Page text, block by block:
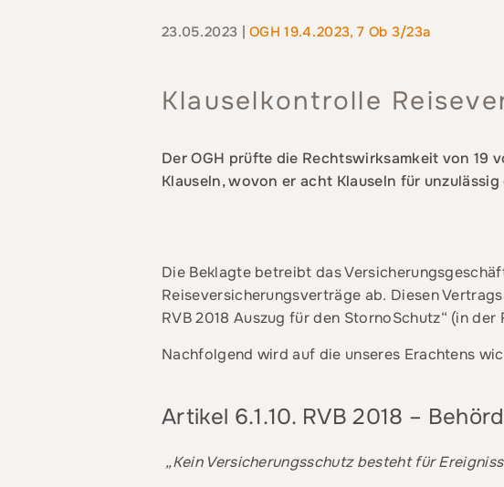
23.05.2023 |OGH 19.4.2023, 7 Ob 3/23a
Klauselkontrolle
Der OGH prüfte die Rechtswirksamkeit von 19
Klauseln, wovon er acht Klauseln für
Die Beklagte betreibt das
Reiseversicherungsverträge ab. Diesen
RVB 2018 Auszug für den StornoSchutz“ (in
Nachfolgend wird auf die unseres Erachtens
Artikel 6.1.10. RVB 2018 –
„Kein Versicherungsschutz besteht für